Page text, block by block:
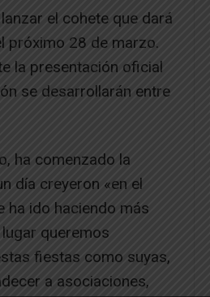
el cohete que dará
próximo 28 de marzo.
la presentación oficial
se desarrollarán entre
ha comenzado la
día creyeron «en el
ha ido haciendo más
queremos
fiestas como suyas,
a asociaciones,